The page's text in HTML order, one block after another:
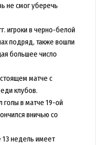
не смог уберечь
игроки в черно-белой
подряд, также вошли
большее число
матче с
клубов.
голы в матче 19-ой
вничью со
недель имеет